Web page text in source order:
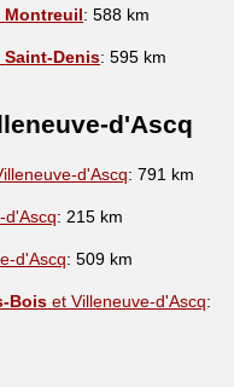
Montreuil: 588 km
Saint-Denis: 595 km
d'Ascq
d'Ascq: 791 km
d'Ascq: 215 km
d'Ascq: 509 km
Bois et Villeneuve-d'Ascq: